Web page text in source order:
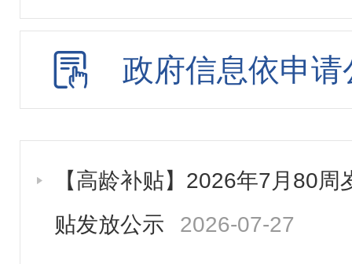
其他管理服务
招投标行政监督责任清
政府信息依申请
【高龄补贴】2026年7月80
贴发放公示
2026-07-27